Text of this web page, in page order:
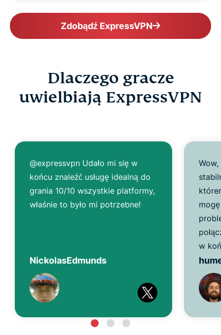
Zdobądź ExpressVPN
Dlaczego gracze
uwielbiają ExpressVPN
@expressvpn Udało mi się w
końcu znaleźć usługę idealną do
grania 10/10 wszystkie platformy,
właśnie to było mi potrzebne!
NickolasEdmunds
w